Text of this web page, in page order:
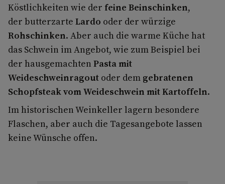
Köstlichkeiten wie der feine Beinschinken,
der butterzarte Lardo oder der würzige
Rohschinken. Aber auch die warme Küche hat
das Schwein im Angebot, wie zum Beispiel bei
der hausgemachten Pasta mit
Weideschweinragout oder dem gebratenen
Schopfsteak vom Weideschwein mit Kartoffeln.
Im historischen Weinkeller lagern besondere
Flaschen, aber auch die Tagesangebote lassen
keine Wünsche offen.